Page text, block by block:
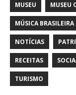
MUSEU MUSEU
MÚSICA BRASILEIRA
NOTÍCIAS
RECEITAS
TURISMO